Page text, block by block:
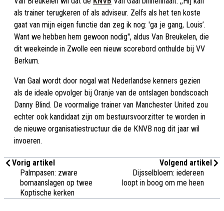
als trainer terugkeren of als adviseur. Zelfs als het ten koste
gaat van mijn eigen functie dan zeg ik nog: 'ga je gang, Louis’.
Want we hebben hem gewoon nodig'', aldus Van Breukelen, die
dit weekeinde in Zwolle een nieuw scorebord onthulde bij VV
Berkum.
Van Gaal wordt door nogal wat Nederlandse kenners gezien
als de ideale opvolger bij Oranje van de ontslagen bondscoach
Danny Blind. De voormalige trainer van Manchester United zou
echter ook kandidaat zijn om bestuursvoorzitter te worden in
de nieuwe organisatiestructuur die de KNVB nog dit jaar wil
invoeren.
Vorig artikel
Palmpasen: zware
bomaanslagen op twee
Koptische kerken
Volgend artikel
Dijsselbloem: iedereen
loopt in boog om me heen